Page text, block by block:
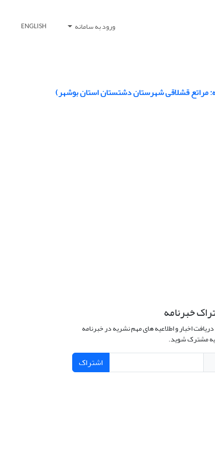
ورود به سامانه ENGLISH
مراتع قشلاقی شهرستان دشتستان استان بوشهر)
خبرنامه
اخبار و اطلاعیه های مهم نشریه در خبرنامه
مشترک شوید.
اشتراک